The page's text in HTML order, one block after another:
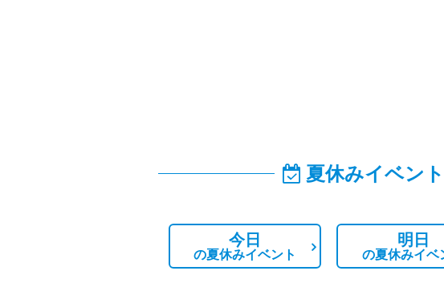
夏休みイベン
今日
の夏休みイベント
明日
の夏休みイベ